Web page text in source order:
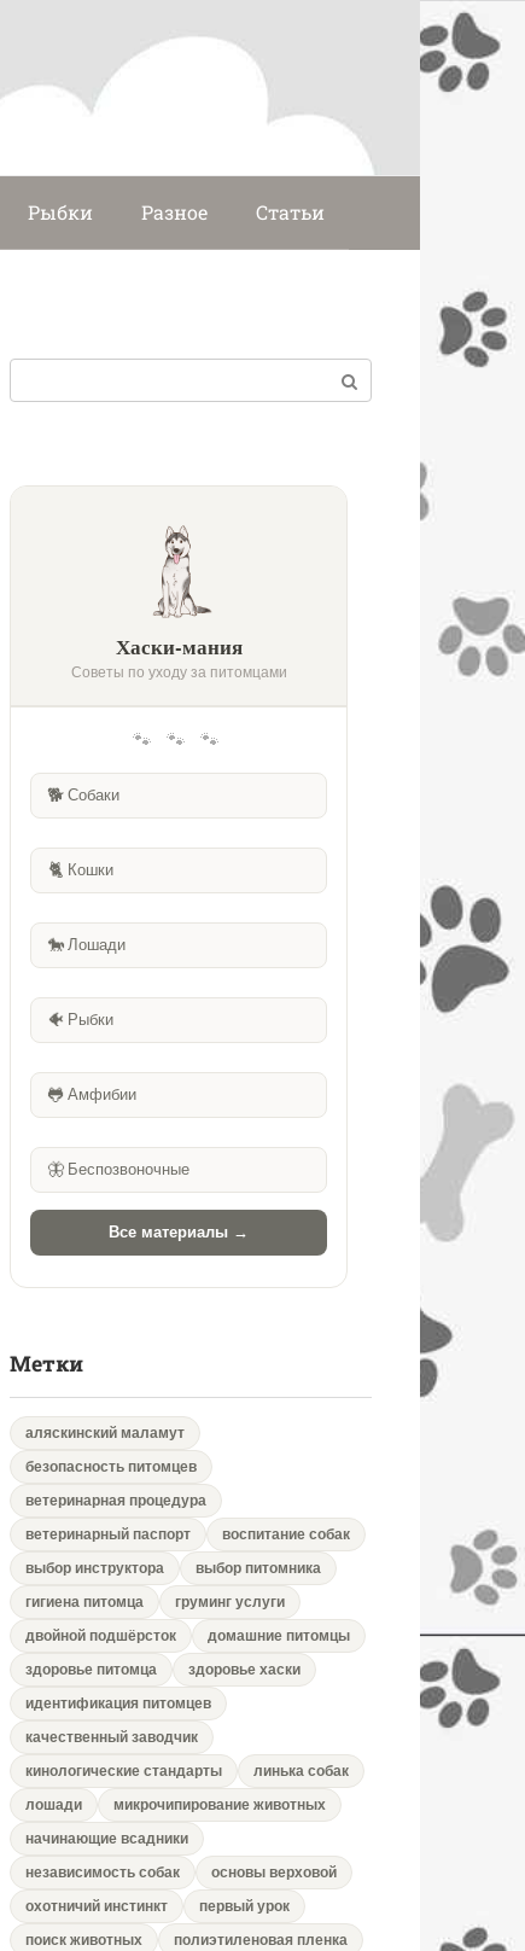
Рыбки Разное Статьи
Хаски-мания
Советы по уходу за питомцами
🐾 🐾 🐾
🐕 Собаки
🐈 Кошки
🐎 Лошади
🐠 Рыбки
🐸 Амфибии
🦋 Беспозвоночные
Все материалы →
Метки
аляскинский маламут
безопасность питомцев
ветеринарная процедура
ветеринарный паспорт
воспитание собак
выбор инструктора
выбор питомника
гигиена питомца
груминг услуги
двойной подшёрсток
домашние питомцы
здоровье питомца
здоровье хаски
идентификация питомцев
качественный заводчик
кинологические стандарты
линька собак
лошади
микрочипирование животных
начинающие всадники
независимость собак
основы верховой
охотничий инстинкт
первый урок
поиск животных
полиэтиленовая пленка